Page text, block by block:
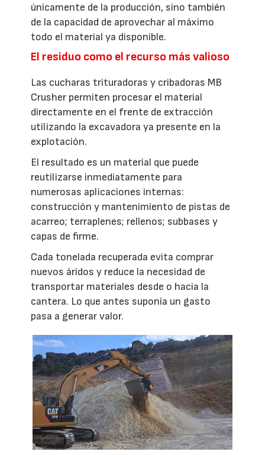
únicamente de la producción, sino también
de la capacidad de aprovechar al máximo
todo el material ya disponible.
El residuo como el recurso más valioso
Las cucharas trituradoras y cribadoras MB
Crusher permiten procesar el material
directamente en el frente de extracción
utilizando la excavadora ya presente en la
explotación.
El resultado es un material que puede
reutilizarse inmediatamente para
numerosas aplicaciones internas:
construcción y mantenimiento de pistas de
acarreo; terraplenes; rellenos; subbases y
capas de firme.
Cada tonelada recuperada evita comprar
nuevos áridos y reduce la necesidad de
transportar materiales desde o hacia la
cantera. Lo que antes suponía un gasto
pasa a generar valor.